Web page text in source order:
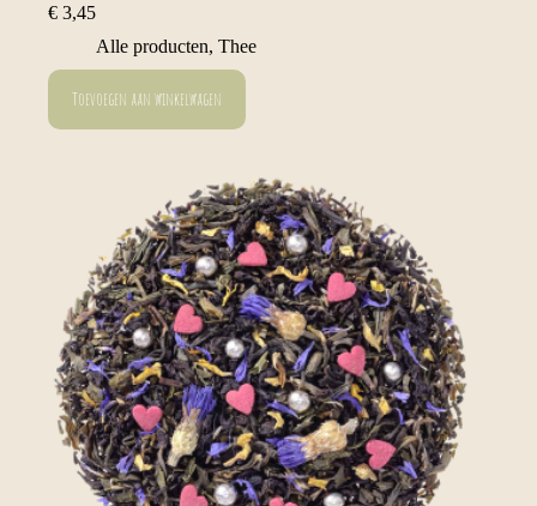
€ 3,45
Alle producten, Thee
Toevoegen aan winkelwagen